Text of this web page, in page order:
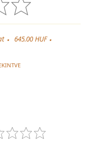
645.00 HUF